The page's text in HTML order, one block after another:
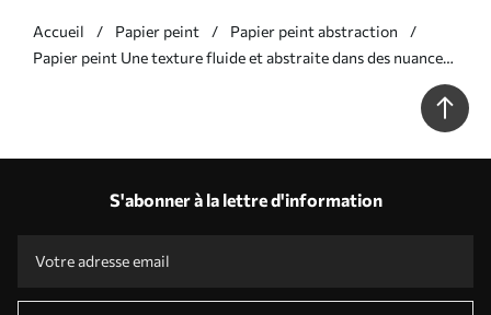
Accueil Papier peint
Papier peint abstraction
Papier peint Une texture fluide et abstraite dans des nuances
S'abonner à la lettre d'information